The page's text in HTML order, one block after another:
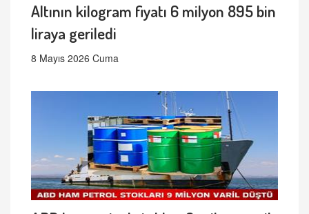
Altının kilogram fiyatı 6 milyon 895 bin
liraya geriledi
8 Mayıs 2026 Cuma